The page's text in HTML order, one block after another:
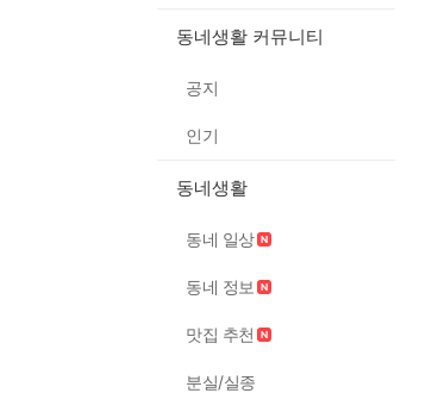
동네생활 커뮤니티
공지
인기
동네생활
동네 일상
동네 정보
맛집 추천
분실/실종